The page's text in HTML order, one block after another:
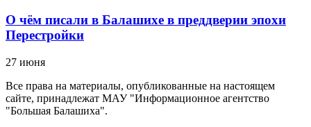
О чём писали в Балашихе в преддверии эпохи
Перестройки
27 июня
Все права на материалы, опубликованные на настоящем
сайте, принадлежат МАУ "Информационное агентство
"Большая Балашиха".